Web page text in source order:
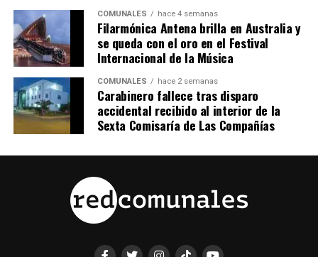
COMUNALES hace 4 semanas
Filarmónica Antena brilla en Australia y
se queda con el oro en el Festival
Internacional de la Música
COMUNALES hace 2 semanas
Carabinero fallece tras disparo
accidental recibido al interior de la
Sexta Comisaría de Las Compañías